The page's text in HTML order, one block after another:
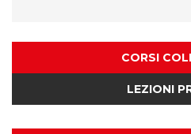
CORSI
LEZIONI